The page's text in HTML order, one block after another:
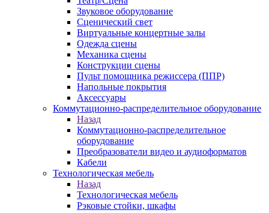
Звуковое оборудование
Сценический свет
Виртуальные концертные залы
Одежда сцены
Механика сцены
Конструкции сцены
Пульт помощника режиссера (ППР)
Напольные покрытия
Аксессуары
Коммутационно-распределительное оборудование
Назад
Коммутационно-распределительное
оборудование
Преобразователи видео и аудиоформатов
Кабели
Технологическая мебель
Назад
Технологическая мебель
Рэковые стойки, шкафы